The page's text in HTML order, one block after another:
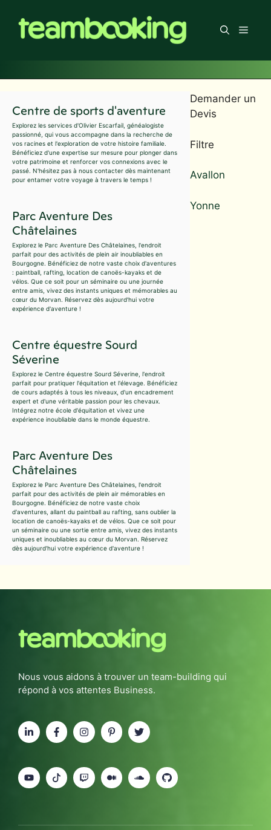
contenu
Menu
Centre de sports d'aventure
Explorez les services d'Olivier Escarfail, généalogiste
passionné, qui vous accompagne dans la recherche de
vos racines et l'exploration de votre histoire familiale.
Bénéficiez d'une expertise sur mesure pour plonger dans
votre patrimoine et renforcer vos connexions avec le
passé. N'hésitez pas à nous contacter dès maintenant
pour entamer votre voyage à travers le temps !
Parc Aventure Des
Châtelaines
Explorez le Parc Aventure Des Châtelaines, l'endroit
parfait pour des activités de plein air inoubliables en
Bourgogne. Bénéficiez de notre vaste choix d'aventures
: paintball, rafting, location de canoës-kayaks et de
vélos. Que ce soit pour un séminaire ou une journée
entre amis, vivez des instants uniques et mémorables au
cœur du Morvan. Réservez dès aujourd'hui votre
expérience d'aventure !
Centre équestre Sourd
Séverine
Explorez le Centre équestre Sourd Séverine, l'endroit
parfait pour pratiquer l'équitation et l'élevage. Bénéficiez
de cours adaptés à tous les niveaux, d'un encadrement
expert et d'une véritable passion pour les chevaux.
Intégrez notre école d'équitation et vivez une
expérience inoubliable dans le monde équestre.
Parc Aventure Des
Châtelaines
Explorez le Parc Aventure Des Châtelaines, l'endroit
parfait pour des activités de plein air mémorables en
Bourgogne. Bénéficiez de notre vaste choix
d'aventures, allant du paintball au rafting, sans oublier la
location de canoës-kayaks et de vélos. Que ce soit pour
un séminaire ou une sortie entre amis, vivez des instants
uniques et inoubliables au cœur du Morvan. Réservez
dès aujourd'hui votre expérience d'aventure !
Demander un
Devis
Filtre
Avallon
Yonne
Nous vous aidons à trouver un team-building qui
répond à vos attentes Business.